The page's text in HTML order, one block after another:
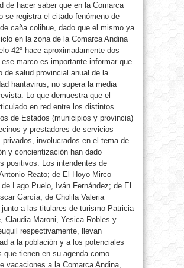
de hacer saber que en la Comarca
se registra el citado fenómeno de
caña colihue, dado que el mismo ya
en la zona de la Comarca Andina
42º hace aproximadamente dos
marco es importante informar que
de salud provincial anual de la
hantavirus, no supera la media
Lo que demuestra que el
en red entre los distintos
de Estados (municipios y provincia)
y prestadores de servicios
involucrados en el tema de
y concientización han dado
positivos. Los intendentes de
Reato; de El Hoyo Mirco
Lago Puelo, Iván Fernández; de El
García; de Cholila Valeria
a las titulares de turismo Patricia
Claudia Maroni, Yesica Robles y
respectivamente, llevan
a la población y a los potenciales
que tienen en su agenda como
vacaciones a la Comarca Andina,